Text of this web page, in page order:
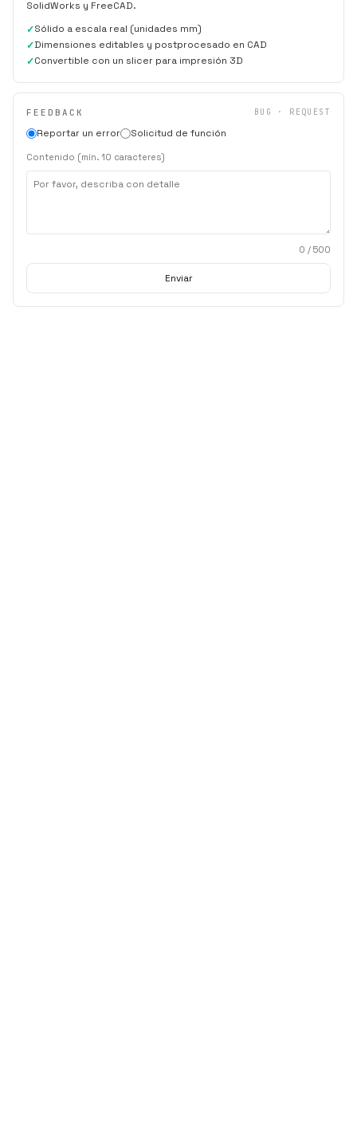
SolidWorks y FreeCAD.
Sólido a escala real (unidades mm)
Dimensiones editables y postprocesado en CAD
Convertible con un slicer para impresión 3D
FEEDBACK BUG · REQUEST
Reportar un error Solicitud de función
Contenido (mín. 10 caracteres)
0 / 500
Enviar